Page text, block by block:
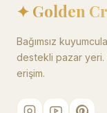
✦ Golden
Bağımsız
destekli pazar yeri.
erişim.